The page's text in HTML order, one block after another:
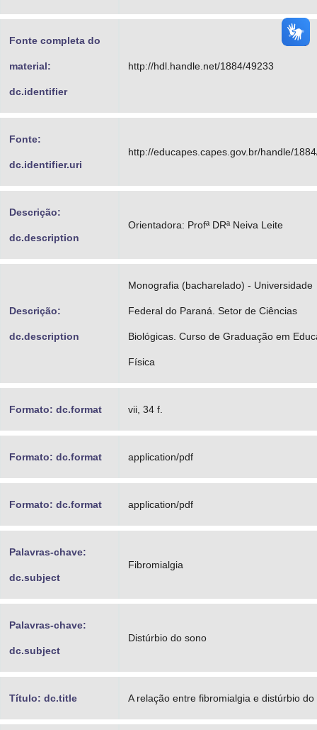
Fonte completa do
material:
dc.identifier
http://hdl.handle.net/1884/49233
Fonte:
dc.identifier.uri
http://educapes.capes.gov.br/handle/
Descrição:
dc.description
Orientadora: Profª DRª Neiva Leite
Descrição:
dc.description
Monografia (bacharelado) - Universidade
Federal do Paraná. Setor de Ciências
Biológicas. Curso de Graduação em
Física
Formato: dc.format vii, 34 f.
Formato: dc.format application/pdf
Formato: dc.format application/pdf
Palavras-chave:
dc.subject
Fibromialgia
Palavras-chave:
dc.subject
Distúrbio do sono
Título: dc.title A relação entre fibromialgia e distúrbio do